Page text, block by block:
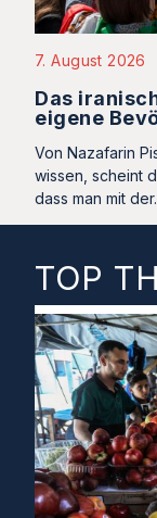
7. August 2026
Das
eigene
Von Nazafarin
wissen, scheint
dass man mit
TOP